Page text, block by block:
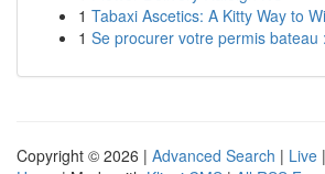
1 Tabaxi Ascetics: A Kitty Way to
1 Se procurer votre permis bateau
Copyright © 2026 | Advanced Search | Live |